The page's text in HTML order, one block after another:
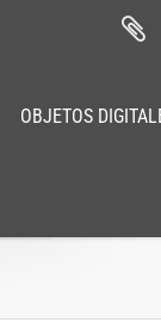
OBJETOS